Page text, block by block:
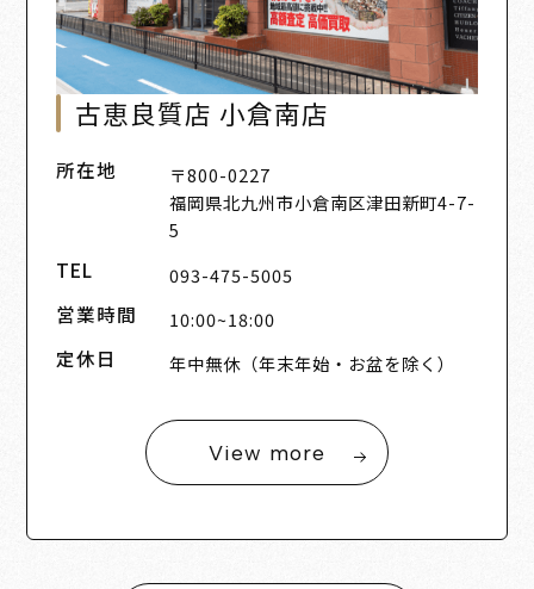
古恵良質店 小倉南店
所在地
〒800-0227
福岡県北九州市小倉南区津田新町4-7-
5
TEL 093-475-5005
営業時間 10:00~18:00
定休日 年中無休（年末年始・お盆を除く）
View more